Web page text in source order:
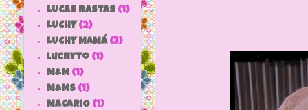
LUCAS RASTAS (1)
LUCHY (2)
LUCHY MAMÁ (3)
luchyto (1)
M&M (1)
M&MS (1)
MACARIO (1)